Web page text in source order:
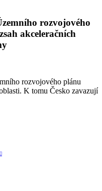
rozvojového
akceleračních
rozvojového plánu
K tomu Česko zavazují
